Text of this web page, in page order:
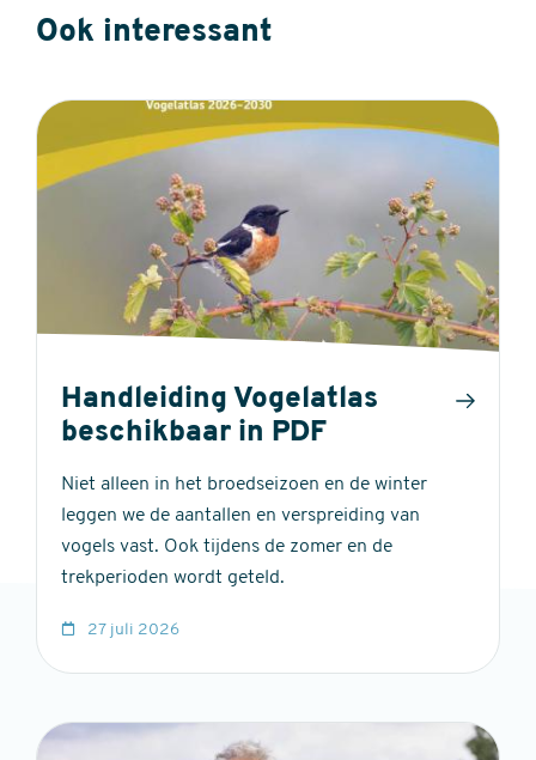
Ook interessant
Handleiding Vogelatlas
beschikbaar in PDF
Niet alleen in het broedseizoen en de winter
leggen we de aantallen en verspreiding van
vogels vast. Ook tijdens de zomer en de
trekperioden wordt geteld.
27 juli 2026